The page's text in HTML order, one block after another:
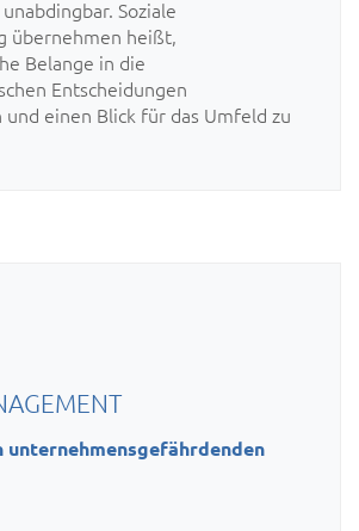
Soziale
übernehmen heißt,
Belange in die
Entscheidungen
und einen Blick für das Umfeld zu